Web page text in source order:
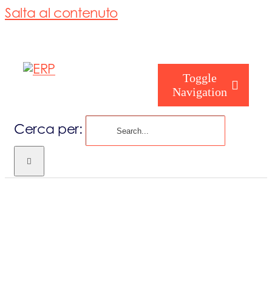
Salta al contenuto
Toggle
Navigation
Cerca per: